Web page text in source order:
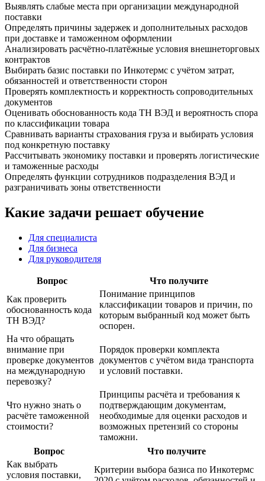
Выявлять слабые места при организации международной
поставки
Определять причины задержек и дополнительных расходов
при доставке и таможенном оформлении
Анализировать расчётно-платёжные условия внешнеторговых
контрактов
Выбирать базис поставки по Инкотермс с учётом затрат,
обязанностей и ответственности сторон
Проверять комплектность и корректность сопроводительных
документов
Оценивать обоснованность кода ТН ВЭД и вероятность спора
по классификации товара
Сравнивать варианты страхования груза и выбирать условия
под конкретную поставку
Рассчитывать экономику поставки и проверять логистические
и таможенные расходы
Определять функции сотрудников подразделения ВЭД и
разграничивать зоны ответственности
Какие задачи решает обучение
Для специалиста
Для бизнеса
Для руководителя
Вопрос
Что получите
Как проверить
обоснованность кода
ТН ВЭД?
Понимание принципов
классификации товаров и причин, по
которым выбранный код может быть
оспорен.
На что обращать
внимание при
проверке документов
на международную
перевозку?
Порядок проверки комплекта
документов с учётом вида транспорта
и условий поставки.
Что нужно знать о
расчёте таможенной
стоимости?
Принципы расчёта и требования к
подтверждающим документам,
необходимые для оценки расходов и
возможных претензий со стороны
таможни.
Вопрос
Что получите
Как выбрать
условия поставки,
Критерии выбора базиса по Инкотермс